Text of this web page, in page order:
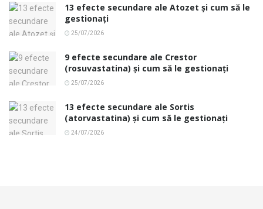
13 efecte secundare ale Atozet și cum să le
gestionați
25/07/2026
9 efecte secundare ale Crestor
(rosuvastatina) și cum să le gestionați
25/07/2026
13 efecte secundare ale Sortis
(atorvastatina) și cum să le gestionați
24/07/2026